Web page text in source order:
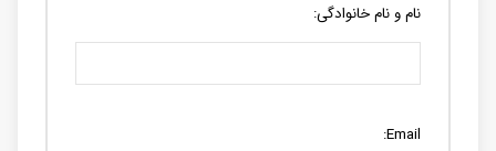
نام و نام خانوادگی:
Email: